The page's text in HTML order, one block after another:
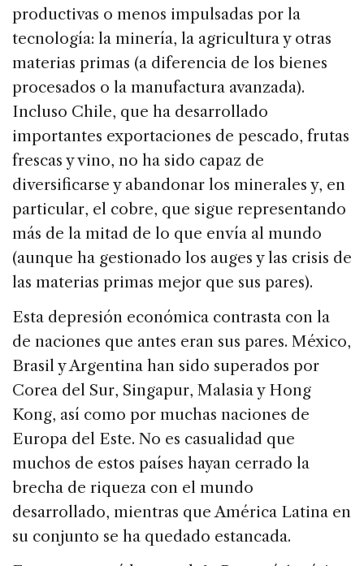
productivas o menos impulsadas por la
tecnología: la minería, la agricultura y otras
materias primas (a diferencia de los bienes
procesados o la manufactura avanzada).
Incluso Chile, que ha desarrollado
importantes exportaciones de pescado, frutas
frescas y vino, no ha sido capaz de
diversificarse y abandonar los minerales y, en
particular, el cobre, que sigue representando
más de la mitad de lo que envía al mundo
(aunque ha gestionado los auges y las crisis de
las materias primas mejor que sus pares).
Esta depresión económica contrasta con la
de naciones que antes eran sus pares. México,
Brasil y Argentina han sido superados por
Corea del Sur, Singapur, Malasia y Hong
Kong, así como por muchas naciones de
Europa del Este. No es casualidad que
muchos de estos países hayan cerrado la
brecha de riqueza con el mundo
desarrollado, mientras que América Latina en
su conjunto se ha quedado estancada.